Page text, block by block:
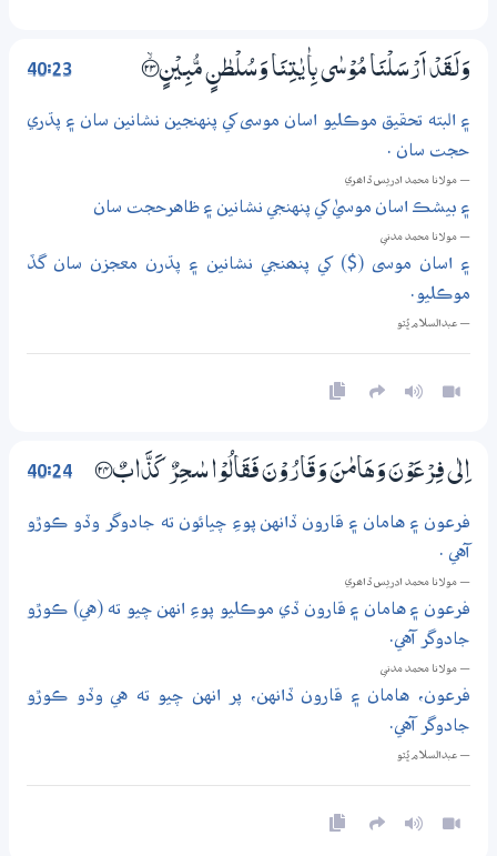
40:23 وَلَـقَدْ اَرْسَلْنَا مُوْسٰى بِاٰيٰتِنَا وَسُلْطٰنٍ مُّبِيْنٍ ؀ۙ23
۽ البته تحقيق موڪليو اسان موسى کي پنهنجين نشانين سان ۽ پڌري
حجت سان .
— مولانا محمد ادريس ڏاھري
۽ بيشڪ اسان موسيٰ کي پنهنجي نشانين ۽ ظاهرحجت سان
— مولانا محمد مدني
۽ اسان موسى ($) کي پنھنجي نشانين ۽ پڌرن معجزن سان گڏ
موڪليو.
— عبدالسلام ڀُٽو
40:24 اِلٰى فِرْعَوْنَ وَهَامٰنَ وَقَارُوْنَ فَقَالُوْا سٰـحِرٌ كَذَّابٌ ؀24
فرعون ۽ هامان ۽ قارون ڏانهن پوءِ چيائون ته جادوگر وڏو ڪوڙو
آهي .
— مولانا محمد ادريس ڏاھري
فرعون ۽ هامان ۽ قارون ڏي موڪليو پوءِ انهن چيو ته (هي) ڪوڙو
جادوگر آهي.
— مولانا محمد مدني
فرعون، هامان ۽ قارون ڏانهن، پر انهن چيو ته هي وڏو ڪوڙو
جادوگر آهي.
— عبدالسلام ڀُٽو